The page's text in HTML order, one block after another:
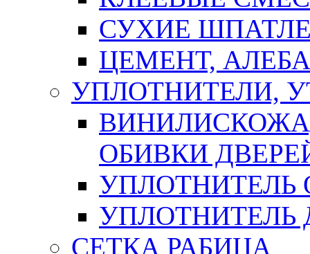
СУХИЕ
ЦЕМЕНТ,
УПЛОТНИТЕЛИ,
ОБИВКИ
УПЛОТНИТЕЛЬ
СЕТКА РАБИЦА